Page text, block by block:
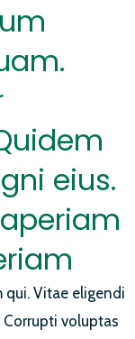
eius.
qui. Vitae eligendi
voluptas